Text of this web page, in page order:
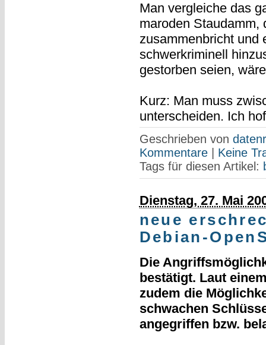
Man vergleiche das
maroden Staudamm,
zusammenbricht und
schwerkriminell
gestorben seien,
Kurz: Man muss
unterscheiden. Ich
Geschrieben von
Kommentare| Keine
Tags für diesen Artikel:
Dienstag, 27. Mai
neue
Debian-
Die
bestätigt. Laut
zudem die
schwachen
angegriffen bzw.